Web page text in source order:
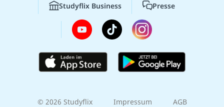
Studyflix Business Presse
© 2026 Studyflix Impressum AGB